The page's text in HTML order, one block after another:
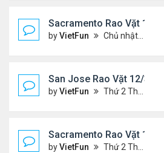
Sacramento Rao Vặt 1/7/
byVietFun Chủ nhật Tháng 1 09, 2022 10:02 pm
San Jose Rao Vặt 12/31/
byVietFun Thứ 2 Tháng 1 03, 2022 8:29 pm
Sacramento Rao Vặt 12/
byVietFun Thứ 2 Tháng 1 03, 2022 8:25 pm